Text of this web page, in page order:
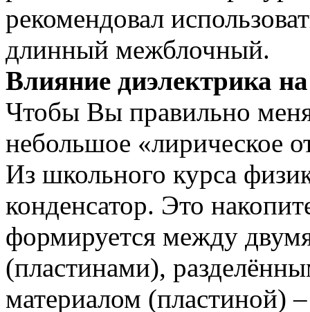
рекомендовал
длинный межблочный.
Влияние диэлектрика
Чтобы Вы правильно
небольшое «лирическое
Из школьного курса
конденсатор. Это
формируется между
(пластинами),
материалом (пластиной)